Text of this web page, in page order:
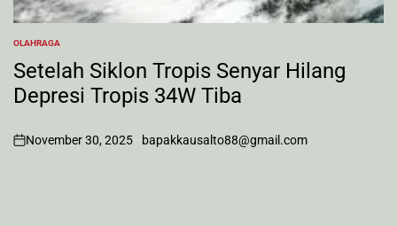
POSTED
IN
OLAHRAGA
Setelah Siklon Tropis Senyar Hilang
Depresi Tropis 34W Tiba
on
November 30, 2025 bapakkausalto88@gmail.com